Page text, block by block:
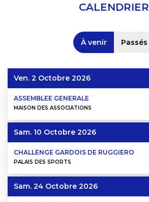
CALENDRIER
À venir Passés
Ven. 2 Octobre 2026
ASSEMBLEE GENERALE
MAISON DES ASSOCIATIONS
Sam. 10 Octobre 2026
CHALLENGE GARDOIS DE RUGGIERO
PALAIS DES SPORTS
Sam. 24 Octobre 2026